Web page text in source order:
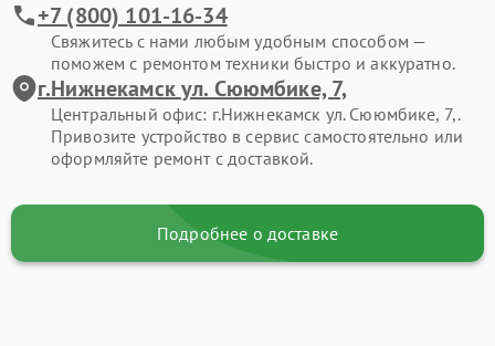
+7 (800) 101-16-34
Свяжитесь с нами любым удобным способом —
поможем с ремонтом техники быстро и аккуратно.
г.Нижнекамск ул. Сююмбике, 7,
Центральный офис: г.Нижнекамск ул. Сююмбике, 7,.
Привозите устройство в сервис самостоятельно или
оформляйте ремонт с доставкой.
Подробнее о доставке